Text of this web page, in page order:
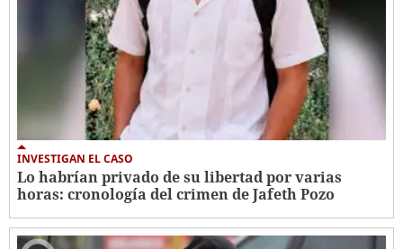
INVESTIGAN EL CASO
Lo habrían privado de su libertad por varias
horas: cronología del crimen de Jafeth Pozo